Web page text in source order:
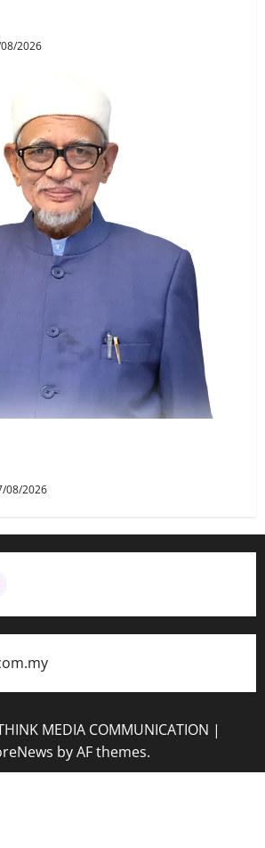
2026
08/2026
MEDIA COMMUNICATION |
by AF themes.